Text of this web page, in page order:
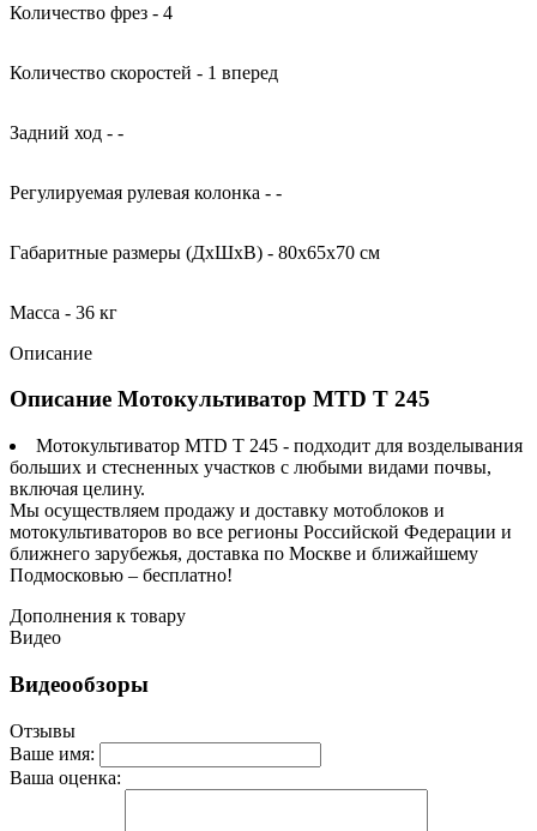
Количество фрез - 4
Количество скоростей - 1 вперед
Задний ход - -
Регулируемая рулевая колонка - -
Габаритные размеры (ДхШхВ) - 80x65х70 см
Масса - 36 кг
Описание
Описание Мотокультиватор MTD T 245
Мотокультиватор MTD T 245 - подходит для возделывания
больших и стесненных участков с любыми видами почвы,
включая целину.
Мы осуществляем продажу и доставку мотоблоков и
мотокультиваторов во все регионы Российской Федерации и
ближнего зарубежья, доставка по Москве и ближайшему
Подмосковью – бесплатно!
Дополнения к товару
Видео
Видеообзоры
Отзывы
Ваше имя:
Ваша оценка: